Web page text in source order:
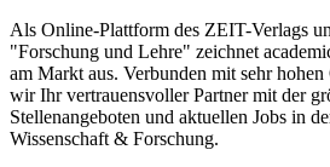
Als Online-Plattform des ZEIT-Verlags
"Forschung und Lehre" zeichnet
am Markt aus. Verbunden mit sehr hohen
wir Ihr vertrauensvoller Partner mit der
Stellenangeboten und aktuellen Jobs in
Wissenschaft & Forschung.